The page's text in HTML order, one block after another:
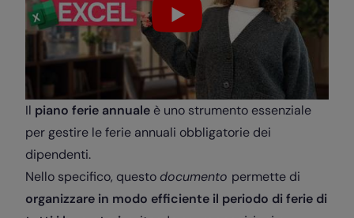
Il piano ferie annuale è uno strumento essenziale
per gestire le ferie annuali obbligatorie dei
dipendenti.
Nello specifico, questodocumento permette di
organizzare in modo efficiente il periodo di ferie di